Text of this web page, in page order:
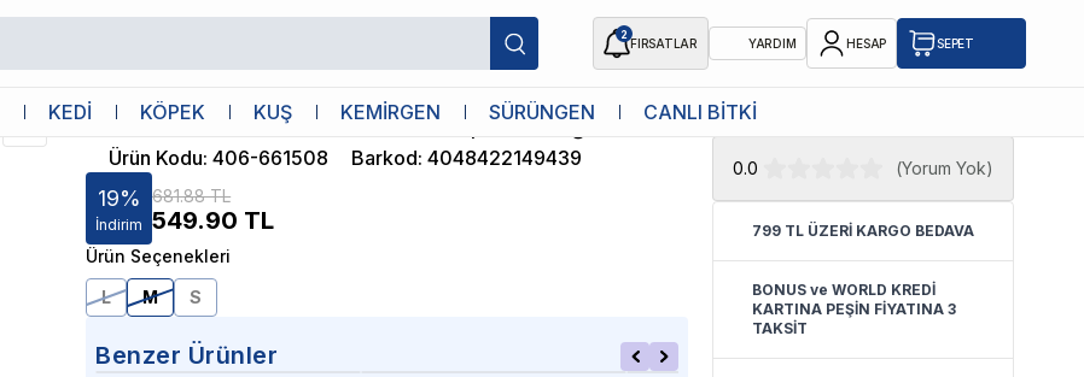
2
FIRSATLAR YARDIM HESAP SEPET
KEDİ KÖPEK KUŞ KEMİRGEN SÜRÜNGEN CANLI BİTKİ
8 in 1
8 in 1 Perfect Coat DeShedder Köpek Tarağı M
Ürün Kodu:406-661508 Barkod:4048422149439
19%
İndirim
681.88 TL
549.90 TL
Ürün Seçenekleri
L
M S
Benzer Ürünler
★ Atakan Petshop,
satıcısıdır.
0.0 (Yorum Yok)
799 TL ÜZERİ KARGO BEDAVA
BONUS ve WORLD KREDİ
KARTINA PEŞİN FİYATINA 3
TAKSİT